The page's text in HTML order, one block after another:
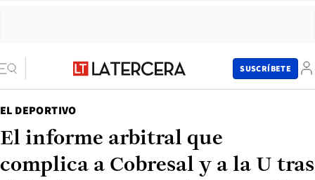
SUSCRÍBETE
EL DEPORTIVO
El informe arbitral que
complica a Cobresal y a la U tras